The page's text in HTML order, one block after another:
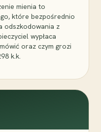
mienia to
które bezpośrednio
odszkodowania z
wypłaca
oraz czym grozi
k.k.